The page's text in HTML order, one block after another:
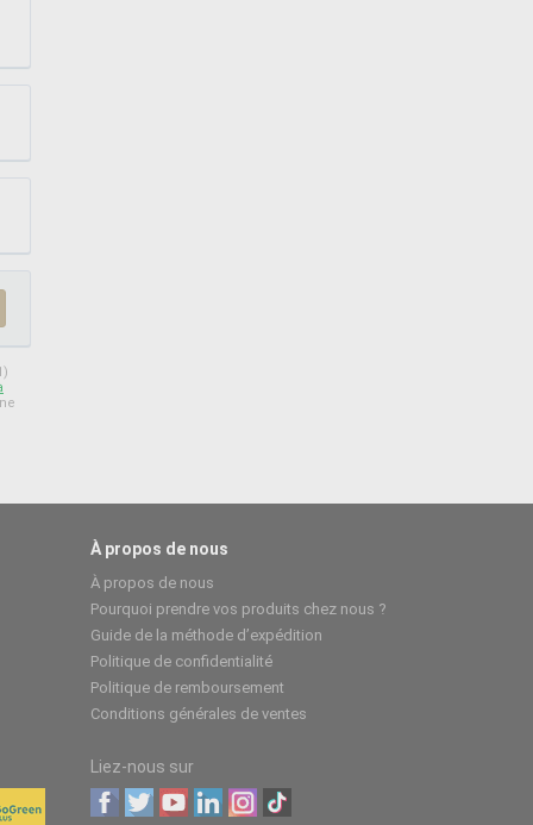
À propos de nous
À propos de nous
Pourquoi prendre vos produits chez nous ?
Guide de la méthode d’expédition
Politique de confidentialité
Politique de remboursement
Conditions générales de ventes
Liez-nous sur